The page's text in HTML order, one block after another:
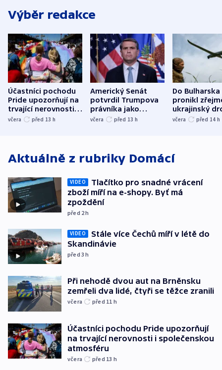
Výběr redakce
Účastníci pochodu
Pride upozorňují na
trvající nerovnosti i
společenskou
včera před 13 h
Americký Senát
potvrdil Trumpova
právníka jako
ministra
včera před 13 h
Do Bulharska
pronikl
ukrajinský
explodoval
včera před 14 h
Aktuálně z rubriky Domácí
VIDEO
Tlačítko pro snadné vrácení
zboží míří na e-shopy. Byť má
zpoždění
před 2h
VIDEO
Stále více Čechů míří v létě do
Skandinávie
před 3h
Při nehodě dvou aut na Brněnsku
zemřeli dva lidé, čtyři se těžce zranili
včera před 11 h
Účastníci pochodu Pride upozorňují
na trvající nerovnosti i společenskou
atmosféru
včera před 13 h